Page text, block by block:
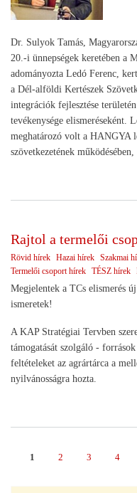
Dr. Sulyok Tamás,
20.-i ünnepségek keretében a
adományozta Ledó Ferenc,
a Dél-alföldi Kertészek
integrációk fejlesztése
tevékenysége elismeréseként.
meghatározó volt a HANGYA
szövetkezetének
Rajtol a termelői
Rövid hírek Hazai hírek Szakmai
Termelői csoport hírek TÉSZ hírek
Megjelentek a TCs elismerés
ismeretek!
A KAP Stratégiai Tervben
támogatását szolgáló -
feltételeket az agrártárca a
nyilvánosságra hozta.
Page
1 Page
2 Page
3 Page
4